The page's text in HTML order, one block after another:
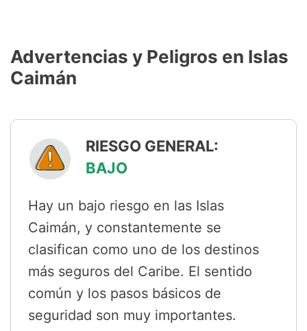
Advertencias y Peligros en Islas
Caimán
RIESGO GENERAL:
BAJO
Hay un bajo riesgo en las Islas
Caimán, y constantemente se
clasifican como uno de los destinos
más seguros del Caribe. El sentido
común y los pasos básicos de
seguridad son muy importantes.